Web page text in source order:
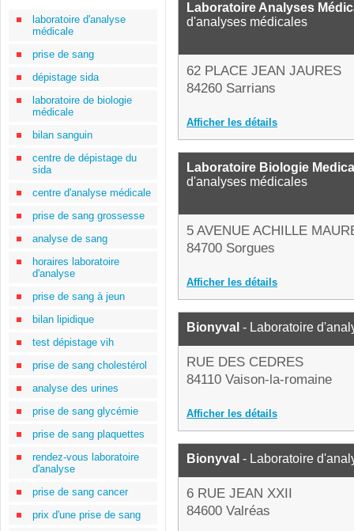
laboratoire d'analyse
médicale
prise de sang
dépistage sida
laboratoire de biologie
médicale
bilan sanguin
centre de dépistage du
sida
centre d'analyse médicale
prise de sang grossesse
analyse de sang
horaires laboratoire
d'analyse
prise de sang à jeun
bilan lipidique
test dépistage vih
prise de sang cholestérol
analyse des urines
prise de sang glycémie
prise de sang plaquettes
rendez-vous laboratoire
d'analyse
prise de sang cancer
prix d'une prise de sang
Laboratoire Analyses
d'analyses médicales
62 PLACE JEAN JAURES
84260 Sarrians
Afficher les détails
Laboratoire Biologie
d'analyses médicales
5 AVENUE ACHILLE
84700 Sorgues
Afficher les détails
Bionyval - Laboratoire
RUE DES CEDRES
84110 Vaison-la-romaine
Afficher les détails
Bionyval - Laboratoire
6 RUE JEAN XXII
84600 Valréas